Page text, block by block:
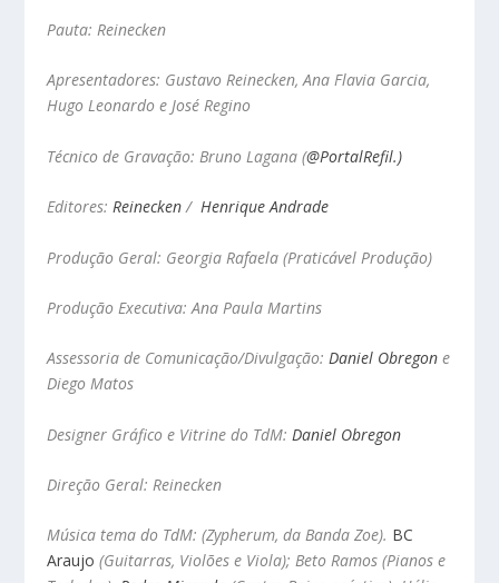
Pauta: Reinecken
Apresentadores: Gustavo Reinecken, Ana Flavia Garcia,
Hugo Leonardo e José Regino
Técnico de Gravação: Bruno Lagana (@PortalRefil.)
Editores:Reinecken/Henrique Andrade
Produção Geral: Georgia Rafaela (Praticável Produção)
Produção Executiva: Ana Paula Martins
Assessoria de Comunicação/Divulgação:Daniel Obregon e
Diego Matos
Designer Gráfico e Vitrine do TdM: Daniel Obregon
Direção Geral: Reinecken
Música tema do TdM: (Zypherum, da Banda Zoe). BC
Araujo (Guitarras, Violões e Viola); Beto Ramos (Pianos e